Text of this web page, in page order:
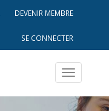
DEVENIR MEMBRE
SE CONNECTER
Toggle